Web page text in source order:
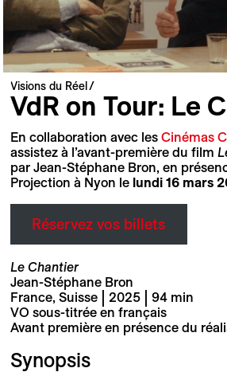
Visions du Réel
VdR on Tour: Le
En collaboration avec les Cinémas
assistez à l’avant-première du film
par Jean-Stéphane Bron, en
Projection à Nyon le lundi 16 mars
Réservez vos billets
Le Chantier
Jean-Stéphane Bron
France, Suisse | 2025 | 94 min
VO sous-titrée en français
Avant première en présence du
Synopsis